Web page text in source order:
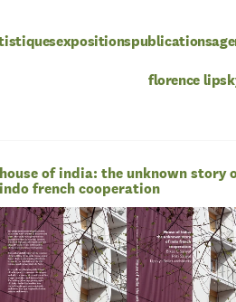
expositionspublications
florence
house of india: the unknown story
indo french cooperation